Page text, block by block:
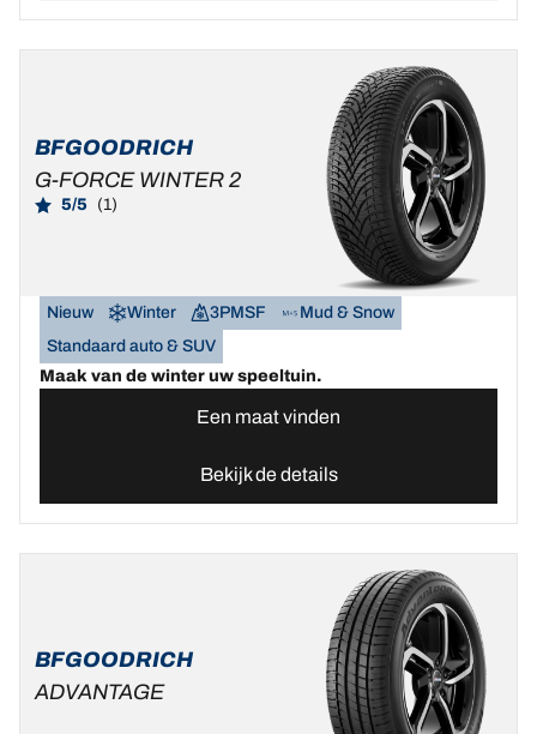
BFGOODRICH
G-FORCE WINTER 2
5/5 (1)
Nieuw Winter 3PMSF
Mud & Snow
Standaard auto & SUV
Maak van de winter uw speeltuin.
Een maat vinden
Bekijk de details
BFGOODRICH
ADVANTAGE